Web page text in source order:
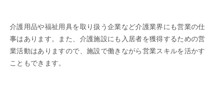
介護用品や福祉用具を取り扱う企業など介護業界にも営業の仕
事はあります。また、介護施設にも入居者を獲得するための営
業活動はありますので、施設で働きながら営業スキルを活かす
こともできます。